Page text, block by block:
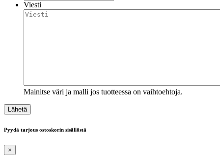
Viesti
Mainitse väri ja malli jos tuotteessa on vaihtoehtoja.
Pyydä tarjous ostoskorin sisällöstä
×